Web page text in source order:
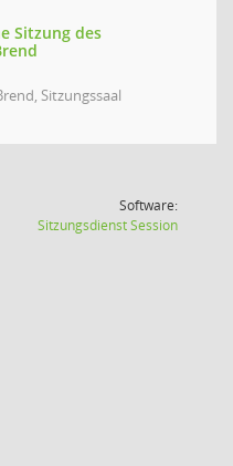
Sitzung des
Sitzungssaal
Software:
SitzungsdienstSession(Wird in